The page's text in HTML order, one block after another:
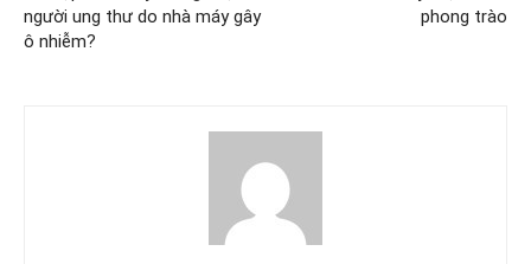
người ung thư do nhà máy gây
ô nhiễm?
phong trào